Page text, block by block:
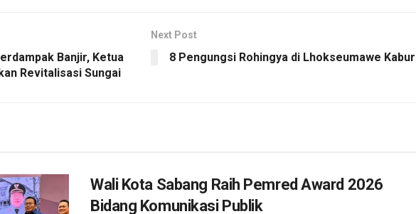
Banjir, Ketua
Revitalisasi Sungai
Next Post
8 Pengungsi Rohingya di Lhokseumawe Kabur
Wali Kota Sabang Raih Pemred Award 2026
Bidang Komunikasi Publik